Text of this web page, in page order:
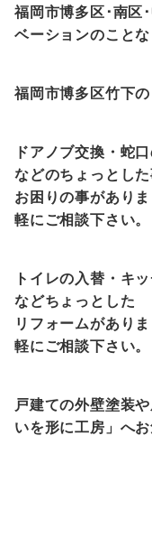
福岡市博多区･南区
ベーションのことな
福岡市博多区竹下
ドアノブ交換・蛇
などのちょっとし
お困りの事があり
軽にご相談下さい。
トイレの入替・キ
などちょっとした
リフォームがあり
軽にご相談下さい。
戸建ての外壁塗装
いを形に工房」へ